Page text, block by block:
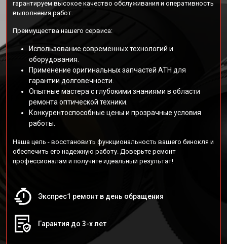
гарантируем высокое качество обслуживания и оперативность
выполнения работ.
Преимущества нашего сервиса:
Использование современных технологий и
оборудования.
Применение оригинальных запчастей АТН для
гарантии долговечности.
Опытные мастера с глубокими знаниями в области
ремонта оптической техники.
Конкурентоспособные цены и прозрачные условия
работы.
Наша цель - восстановить функциональность вашего бинокля и
обеспечить его надежную работу. Доверьте ремонт
профессионалам и получите идеальный результат!
Экспрес1 ремонт в день обращения
Гарантия до 3-х лет